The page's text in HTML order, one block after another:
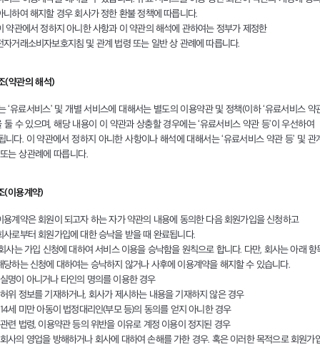
니하여 해지할 경우 회사가 정한 환불 정책에 따릅니다.
약관에서 정하지 아니한 사항과 이 약관의 해석에 관하여는 정부가 제정한
자거래소비자보호지침 및 관계 법령 또는 일반 상 관례에 따릅니다.
(약관의 해석)
‘유료서비스’ 및 개별 서비스에 대해서는 별도의 이용약관 및 정책(이하 ‘유료서비스 약
둘 수 있으며, 해당 내용이 이 약관과 상충할 경우에는 ‘유료서비스 약관 등’이 우선하여
니다. 이 약관에서 정하지 아니한 사항이나 해석에 대해서는 ‘유료서비스 약관 등’ 및 관
는 상관례에 따릅니다.
(이용계약)
용계약은 회원이 되고자 하는 자가 약관의 내용에 동의한 다음 회원가입을 신청하고
사로부터 회원가입에 대한 승낙을 받을 때 완료됩니다.
사는 가입 신청에 대하여 서비스 이용을 승낙함을 원칙으로 합니다. 다만, 회사는 아래 항
당하는 신청에 대하여는 승낙하지 않거나 사후에 이용계약을 해지할 수 있습니다.
실명이 아니거나 타인의 명의를 이용한 경우
허위 정보를 기재하거나, 회사가 제시하는 내용을 기재하지 않은 경우
14세 미만 아동이 법정대리인(부모 등)의 동의를 얻지 아니한 경우
관련 법령, 이용약관 등의 위반을 이유로 계정 이용이 정지된 경우
회사의 영업을 방해하거나 회사에 대하여 손해를 가한 경우. 혹은 이러한 목적으로 회원가